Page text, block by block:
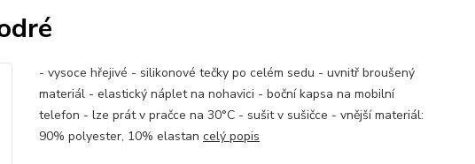
- vysoce hřejivé - silikonové tečky po celém sedu - uvnitř broušený
materiál - elastický náplet na nohavici - boční kapsa na mobilní
telefon - lze prát v pračce na 30°C - sušit v sušičce - vnější materiál:
90% polyester, 10% elastan celý popis